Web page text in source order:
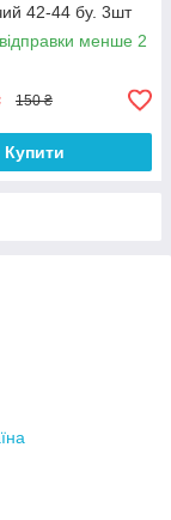
42-44 бу. 3шт
менше 2
150 ₴
Купити